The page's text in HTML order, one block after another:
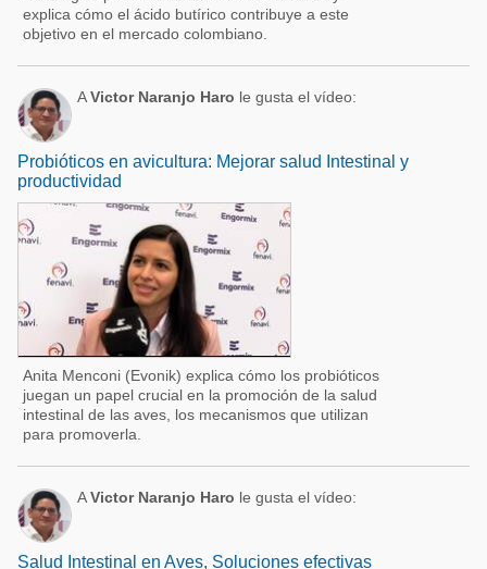
explica cómo el ácido butírico contribuye a este
objetivo en el mercado colombiano.
AVictor Naranjo Haro le gusta el vídeo:
Probióticos en avicultura: Mejorar salud Intestinal y
productividad
Anita Menconi (Evonik) explica cómo los probióticos
juegan un papel crucial en la promoción de la salud
intestinal de las aves, los mecanismos que utilizan
para promoverla.
AVictor Naranjo Haro le gusta el vídeo:
Salud Intestinal en Aves, Soluciones efectivas